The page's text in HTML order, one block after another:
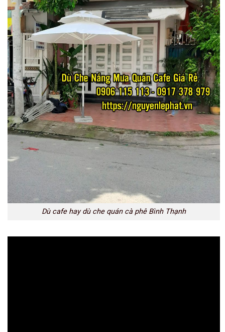
Dù cafe hay dù che quán cà phê Bình Thạnh